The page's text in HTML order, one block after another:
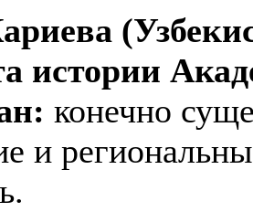
истории
конечно
и